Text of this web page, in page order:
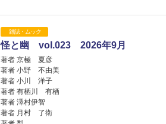
雑誌・ムック
怪と幽 vol.023 2026年9月
著者 京極 夏彦
著者 小野 不由美
著者 小川 洋子
著者 有栖川 有栖
著者 澤村伊智
著者 月村 了衛